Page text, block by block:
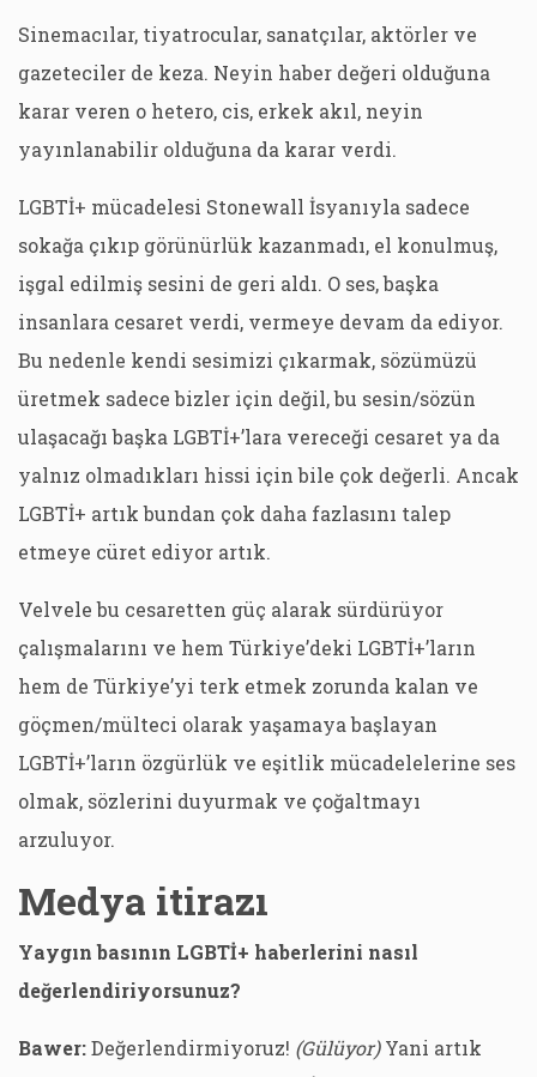
Sinemacılar, tiyatrocular, sanatçılar, aktörler ve
gazeteciler de keza. Neyin haber değeri olduğuna
karar veren o hetero, cis, erkek akıl, neyin
yayınlanabilir olduğuna da karar verdi.
LGBTİ+ mücadelesi Stonewall İsyanıyla sadece
sokağa çıkıp görünürlük kazanmadı, el konulmuş,
işgal edilmiş sesini de geri aldı. O ses, başka
insanlara cesaret verdi, vermeye devam da ediyor.
Bu nedenle kendi sesimizi çıkarmak, sözümüzü
üretmek sadece bizler için değil, bu sesin/sözün
ulaşacağı başka LGBTİ+’lara vereceği cesaret ya da
yalnız olmadıkları hissi için bile çok değerli. Ancak
LGBTİ+ artık bundan çok daha fazlasını talep
etmeye cüret ediyor artık.
Velvele bu cesaretten güç alarak sürdürüyor
çalışmalarını ve hem Türkiye’deki LGBTİ+’ların
hem de Türkiye’yi terk etmek zorunda kalan ve
göçmen/mülteci olarak yaşamaya başlayan
LGBTİ+’ların özgürlük ve eşitlik mücadelelerine ses
olmak, sözlerini duyurmak ve çoğaltmayı
arzuluyor.
Medya itirazı
Yaygın basının LGBTİ+ haberlerini nasıl
değerlendiriyorsunuz?
Bawer:Değerlendirmiyoruz! (Gülüyor)Yani artık